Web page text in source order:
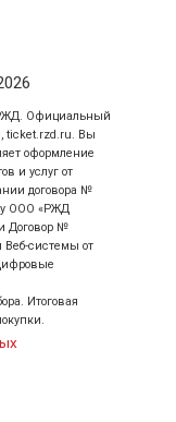
Официальный
ticket.rzd.ru. Вы
оформление
и услуг от
договора №
ООО «РЖД
Договор №
Веб-системы от
Итоговая